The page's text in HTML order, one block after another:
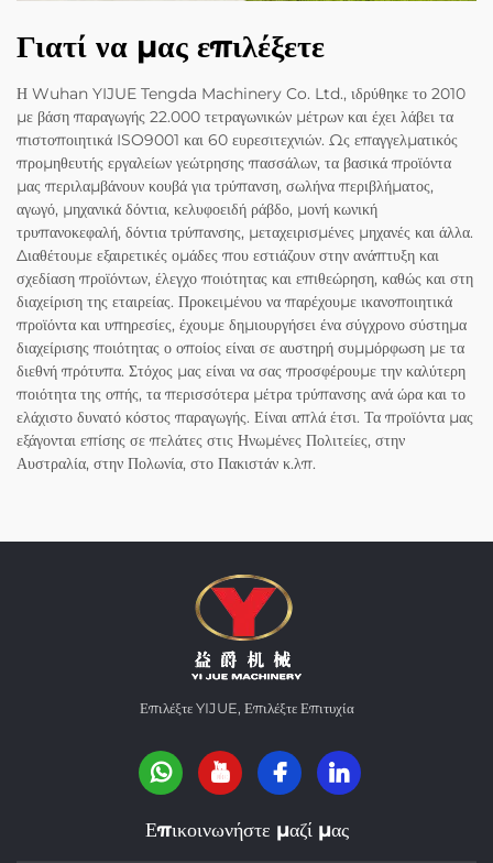
Γιατί να μας επιλέξετε
Η Wuhan YIJUE Tengda Machinery Co. Ltd., ιδρύθηκε το 2010
με βάση παραγωγής 22.000 τετραγωνικών μέτρων και έχει λάβει τα
πιστοποιητικά ISO9001 και 60 ευρεσιτεχνιών. Ως επαγγελματικός
προμηθευτής εργαλείων γεώτρησης πασσάλων, τα βασικά προϊόντα
μας περιλαμβάνουν κουβά για τρύπανση, σωλήνα περιβλήματος,
αγωγό, μηχανικά δόντια, κελυφοειδή ράβδο, μονή κωνική
τρυπανοκεφαλή, δόντια τρύπανσης, μεταχειρισμένες μηχανές και άλλα.
Διαθέτουμε εξαιρετικές ομάδες που εστιάζουν στην ανάπτυξη και
σχεδίαση προϊόντων, έλεγχο ποιότητας και επιθεώρηση, καθώς και στη
διαχείριση της εταιρείας. Προκειμένου να παρέχουμε ικανοποιητικά
προϊόντα και υπηρεσίες, έχουμε δημιουργήσει ένα σύγχρονο σύστημα
διαχείρισης ποιότητας ο οποίος είναι σε αυστηρή συμμόρφωση με τα
διεθνή πρότυπα. Στόχος μας είναι να σας προσφέρουμε την καλύτερη
ποιότητα της οπής, τα περισσότερα μέτρα τρύπανσης ανά ώρα και το
ελάχιστο δυνατό κόστος παραγωγής. Είναι απλά έτσι. Τα προϊόντα μας
εξάγονται επίσης σε πελάτες στις Ηνωμένες Πολιτείες, στην
Αυστραλία, στην Πολωνία, στο Πακιστάν κ.λπ.
Επιλέξτε YIJUE, Επιλέξτε Επιτυχία
Επικοινωνήστε μαζί μας